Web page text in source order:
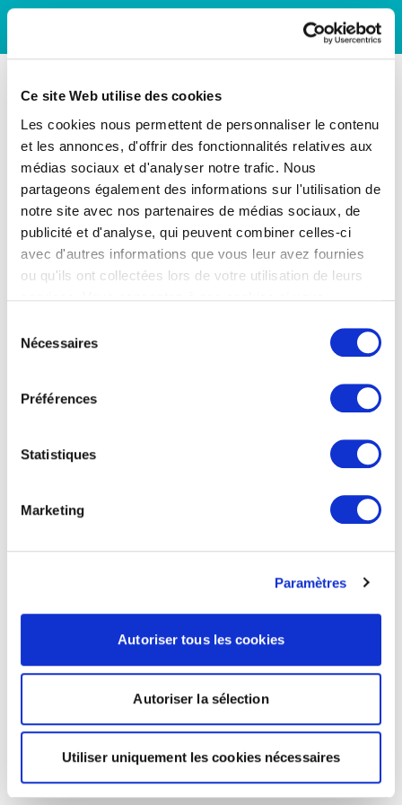
Ce site Web utilise des cookies
Les cookies nous permettent de personnaliser le contenu
et les annonces, d'offrir des fonctionnalités relatives aux
médias sociaux et d'analyser notre trafic. Nous
partageons également des informations sur l'utilisation de
notre site avec nos partenaires de médias sociaux, de
publicité et d'analyse, qui peuvent combiner celles-ci
avec d'autres informations que vous leur avez fournies
ou qu'ils ont collectées lors de votre utilisation de leurs
Nécessaires
Préférences
Statistiques
Marketing
Paramètres
Autoriser tous les cookies
Autoriser la sélection
Utiliser uniquement les cookies nécessaires